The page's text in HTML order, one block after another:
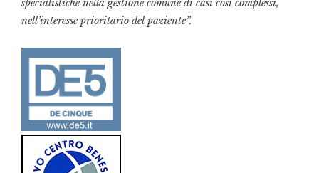
specialistiche nella gestione comune di casi così complessi,
nell’interesse prioritario del paziente”.